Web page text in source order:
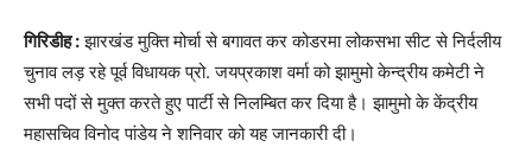
गिरिडीह :झारखंड मुक्ति मोर्चा से बगावत कर कोडरमा लोकसभा सीट से निर्दलीय
चुनाव लड़ रहे पूर्व विधायक प्रो. जयप्रकाश वर्मा को झामुमो केन्द्रीय कमेटी ने
सभी पदों से मुक्त करते हुए पार्टी से निलम्बित कर दिया है। झामुमो के केंद्रीय
महासचिव विनोद पांडेय ने शनिवार को यह जानकारी दी।